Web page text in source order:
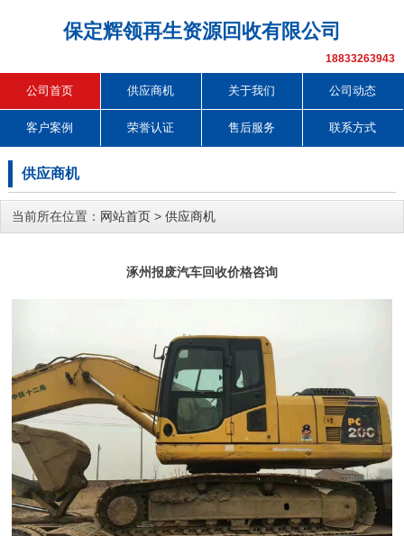
保定辉领再生资源回收有限公司
18833263943
公司首页 供应商机 关于我们 公司动态
客户案例 荣誉认证 售后服务 联系方式
供应商机
当前所在位置： 网站首页 > 供应商机
涿州报废汽车回收价格咨询